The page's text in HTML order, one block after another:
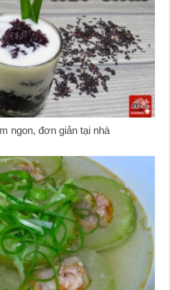
ngon, đơn giản tại nhà